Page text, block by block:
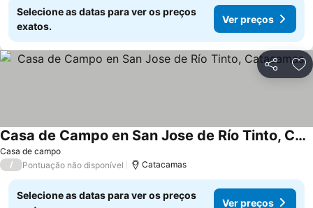
Selecione as datas para ver os preços
exatos.
Ver preços
Partilhar
Casa de campo
Casa de Campo en San Jose de Río Tinto, Catacamas.
/ Pontuação não disponível Catacamas
Selecione as datas para ver os preços
Ver preços